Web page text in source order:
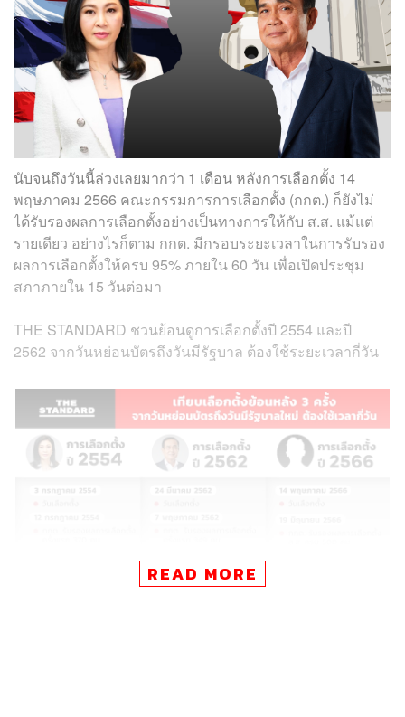
นับจนถึงวันนี้ล่วงเลยมากว่า 1 เดือน หลังการเลือกตั้ง 14
พฤษภาคม 2566 คณะกรรมการการเลือกตั้ง (กกต.) ก็ยังไม่
ได้รับรองผลการเลือกตั้งอย่างเป็นทางการให้กับ ส.ส. แม้แต่
รายเดียว อย่างไรก็ตาม กกต. มีกรอบระยะเวลาในการรับรอง
ผลการเลือกตั้งให้ครบ 95% ภายใน 60 วัน เพื่อเปิดประชุม
สภาภายใน 15 วันต่อมา
THE STANDARD ชวนย้อนดูการเลือกตั้งปี 2554 และปี
2562 จากวันหย่อนบัตรถึงวันมีรัฐบาล ต้องใช้ระยะเวลากี่วัน
READ MORE